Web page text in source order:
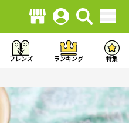
フレンズ ランキング 特集